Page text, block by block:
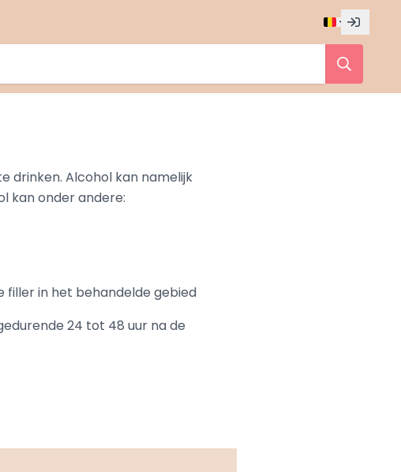
drinken. Alcohol kan namelijk
kan onder andere:
filler in het behandelde gebied
24 tot 48 uur na de